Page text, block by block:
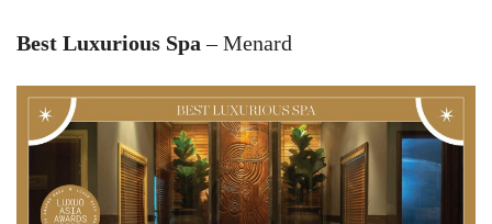
Best Luxurious Spa – Menard